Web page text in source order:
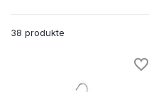
38 produkte